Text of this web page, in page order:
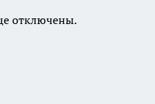
отключены.